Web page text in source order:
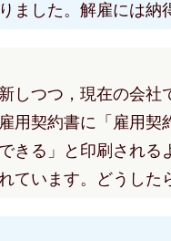
ました。解雇には納
しつつ，現在の会社
用契約書に「雇用
きる」と印刷され
ています。どうした